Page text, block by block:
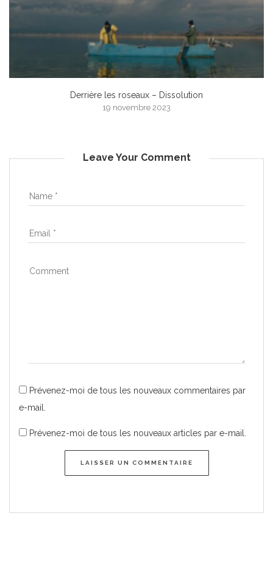
Derrière les roseaux – Dissolution
19 novembre 2023
Leave Your Comment
Prévenez-moi de tous les nouveaux commentaires par
e-mail.
Prévenez-moi de tous les nouveaux articles par e-mail.
LAISSER UN COMMENTAIRE